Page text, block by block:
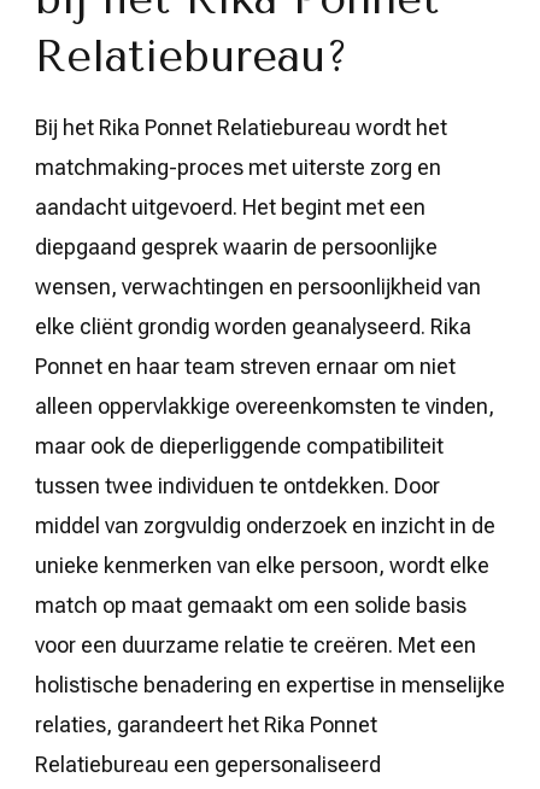
Relatiebureau?
Bij het Rika Ponnet Relatiebureau wordt het
matchmaking-proces met uiterste zorg en
aandacht uitgevoerd. Het begint met een
diepgaand gesprek waarin de persoonlijke
wensen, verwachtingen en persoonlijkheid van
elke cliënt grondig worden geanalyseerd. Rika
Ponnet en haar team streven ernaar om niet
alleen oppervlakkige overeenkomsten te vinden,
maar ook de dieperliggende compatibiliteit
tussen twee individuen te ontdekken. Door
middel van zorgvuldig onderzoek en inzicht in de
unieke kenmerken van elke persoon, wordt elke
match op maat gemaakt om een solide basis
voor een duurzame relatie te creëren. Met een
holistische benadering en expertise in menselijke
relaties, garandeert het Rika Ponnet
Relatiebureau een gepersonaliseerd